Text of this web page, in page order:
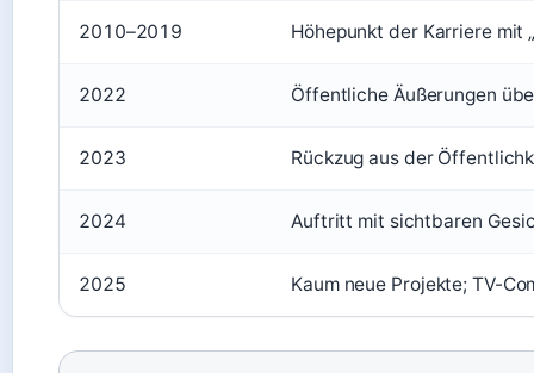
2010–2019 Höhepunkt der Karriere mit
2022 Öffentliche Äußerungen
2023 Rückzug aus der
2024 Auftritt mit sichtbaren
2025 Kaum neue Projekte; TV-